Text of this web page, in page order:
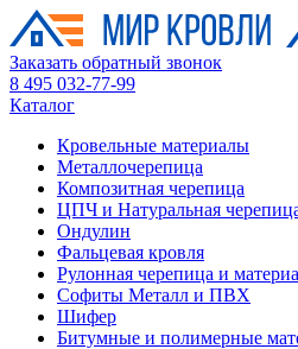
Заказать обратный звонок
8 495 032-77-99
Каталог
Кровельные материалы
Металлочерепица
Композитная черепица
ЦПЧ и Натуральная
Ондулин
Фальцевая кровля
Рулонная черепица и
Софиты Металл и ПВХ
Шифер
Битумные и полимерные